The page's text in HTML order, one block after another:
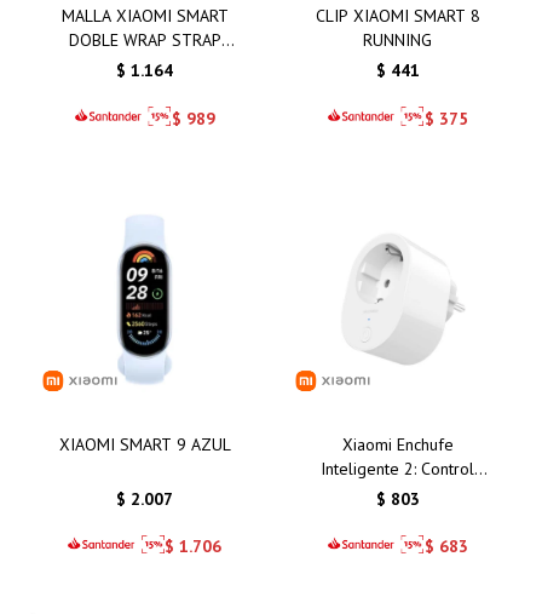
MALLA XIAOMI SMART
DOBLE WRAP STRAP
BLANCA Y NEGRA
$ 1.164
$ 989
CLIP XIAOMI SMART 8
RUNNING
$ 441
$ 375
XIAOMI SMART 9 AZUL
$ 2.007
$ 1.706
Xiaomi Enchufe
Inteligente 2: Control
Remoto y Eficiencia
Inteligente en Uruguay
$ 803
$ 683